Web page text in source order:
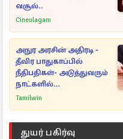
வசூல்..
Cineulagam
அநுர அரசின் அதிரடி -
தீவிர பாதுகாப்பில்
நீதிபதிகள்- அடுத்துவரும்
நாட்களில்
அம்பலமாகவுள்ள ரகசியம்
Tamilwin
துயர் பகிர்வு